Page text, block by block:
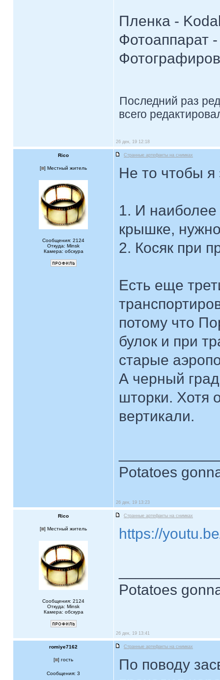
Пленка -
Фотоаппарат
Последний раз
всего
26 дек, 19 12:18
Rico Странные артефакты на снимках
[ ] Местный житель
Сообщения: 2124
Откуда: Minsk
Камера: обскура
Не то чтобы я
1. И наиболее
крышке,
2. Косяк при
Есть еще
потому что
булок и при
старые
А черный
шторки. Хотя
вертикали.
Potatoes
26 дек, 19 13:23
Rico Странные артефакты на снимках
[ ] Местный житель
Сообщения: 2124
Откуда: Minsk
Камера: обскура
https://
Potatoes
26 дек, 19 13:41
romiye7162 Странные артефакты на снимках
[ ] гость
Сообщения: 3
По поводу